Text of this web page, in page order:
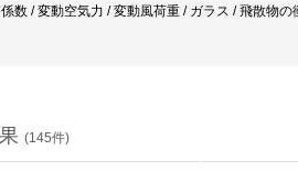
数 / 変動空気力 / 変動風荷重 / ガラス / 飛散物の
(145件)